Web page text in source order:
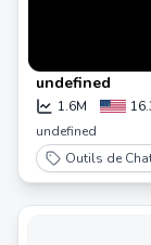
undefined
1.6M
undefined
Outils de